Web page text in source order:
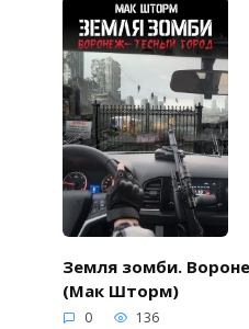
Земля зомби.
(Мак Шторм)
0 136